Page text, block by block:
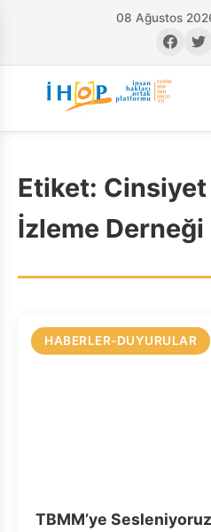
08 Ağustos
Etiket:
İzleme Derneği
HABERLER-DUYURULAR
TBMM’ye